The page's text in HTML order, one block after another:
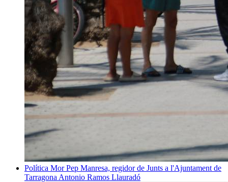
Política Mor Pep Manresa, regidor de Junts a l'Ajuntament de
Tarragona Antonio Ramos Llauradó